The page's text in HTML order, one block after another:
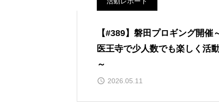
【#389】磐田プロギング開催
医王寺で少人数でも楽しく活
～
2026.05.11